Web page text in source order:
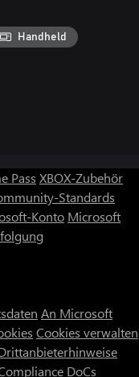
Handheld
Pass XBOX-Zubehör
Standards
Konto Microsoft
An Microsoft
Cookies verwalten
DoCs